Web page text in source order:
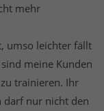
mehr
umso leichter fällt
meine Kunden
trainieren. Ihr
darf nur nicht den